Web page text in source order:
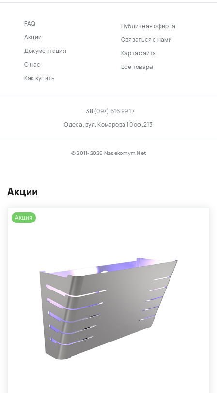
Акции
Акция
FAQ
Акции
Документация
О нас
Как купить
Публичная оферта
Связаться с нами
Карта сайта
Все товары
+38 (097) 616 99 17
Одеса, вул. Комарова 10 оф.213
© 2011-2026 Nasekomym.Net